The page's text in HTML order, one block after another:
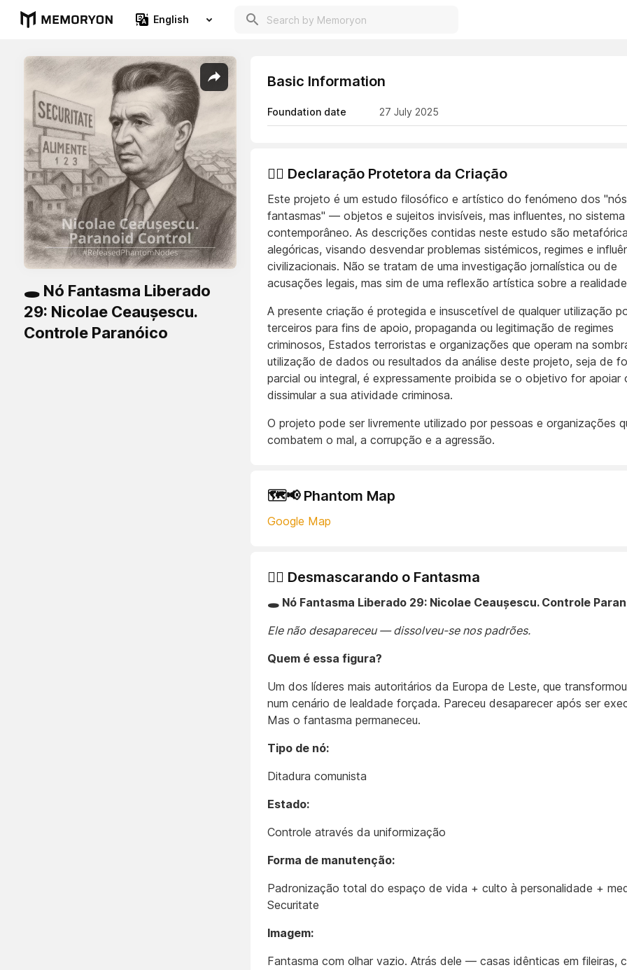
English
🕳️ Nó Fantasma Liberado
29: Nicolae Ceaușescu.
Controle Paranóico
Basic Information
Foundation date 27 July 2025
👨‍⚖️ Declaração Protetora da Criação
Este projeto é um estudo filosófico e artístico do fenómeno dos "nós
fantasmas" — objetos e sujeitos invisíveis, mas influentes, no sistema
contemporâneo. As descrições contidas neste estudo são
alegóricas, visando desvendar problemas sistémicos, regimes e
civilizacionais. Não se tratam de uma investigação jornalística ou de
acusações legais, mas sim de uma reflexão artística sobre a
A presente criação é protegida e insuscetível de qualquer utilização
terceiros para fins de apoio, propaganda ou legitimação de regimes
criminosos, Estados terroristas e organizações que operam na
utilização de dados ou resultados da análise deste projeto, seja de
parcial ou integral, é expressamente proibida se o objetivo for apoiar
dissimular a sua atividade criminosa.
O projeto pode ser livremente utilizado por pessoas e organizações
combatem o mal, a corrupção e a agressão.
🗺️📢 Phantom Map
Google Map
🕵️‍♂️ Desmascarando o Fantasma
🕳️ Nó Fantasma Liberado 29: Nicolae Ceaușescu. Controle
Ele não desapareceu — dissolveu-se nos padrões.
Quem é essa figura?
Um dos líderes mais autoritários da Europa de Leste, que
num cenário de lealdade forçada. Pareceu desaparecer após ser
Mas o fantasma permaneceu.
Tipo de nó:
Ditadura comunista
Estado:
Controle através da uniformização
Forma de manutenção:
Padronização total do espaço de vida + culto à personalidade +
Securitate
Imagem:
Fantasma com olhar vazio. Atrás dele — casas idênticas em fileiras,